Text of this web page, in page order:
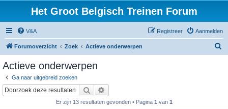
Het Groot Belgisch Treinen Forum
V&A Aanmelden
Registreer
Forumoverzicht Zoek Actieve onderwerpen
Actieve onderwerpen
Ga naar uitgebreid zoeken
Zoek
Er zijn 13 resultaten gevonden • Pagina 1 van 1